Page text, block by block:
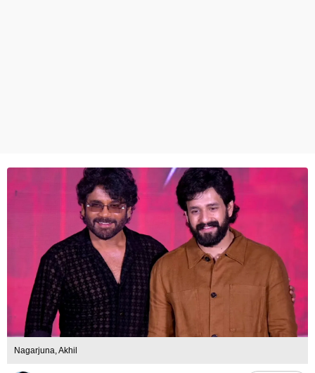
Nagarjuna, Akhil